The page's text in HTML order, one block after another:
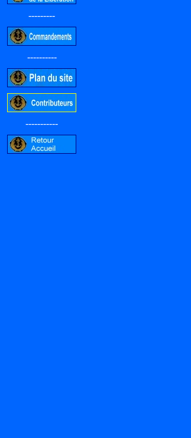
---------
----------
-----------